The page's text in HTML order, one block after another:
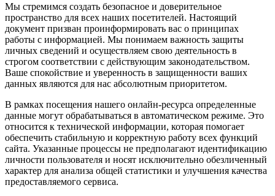
Мы стремимся создать безопасное и доверительное
пространство для всех наших посетителей. Настоящий
документ призван проинформировать вас о принципах
работы с информацией. Мы понимаем важность защиты
личных сведений и осуществляем свою деятельность в
строгом соответствии с действующим законодательством.
Ваше спокойствие и уверенность в защищенности ваших
данных являются для нас абсолютным приоритетом.
В рамках посещения нашего онлайн-ресурса определенные
данные могут обрабатываться в автоматическом режиме. Это
относится к технической информации, которая помогает
обеспечить стабильную и корректную работу всех функций
сайта. Указанные процессы не предполагают идентификацию
личности пользователя и носят исключительно обезличенный
характер для анализа общей статистики и улучшения качества
предоставляемого сервиса.